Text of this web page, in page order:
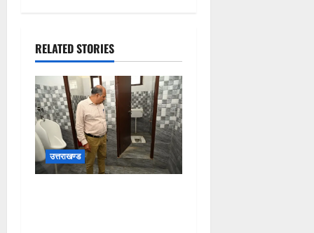
RELATED STORIES
उत्तराखण्ड